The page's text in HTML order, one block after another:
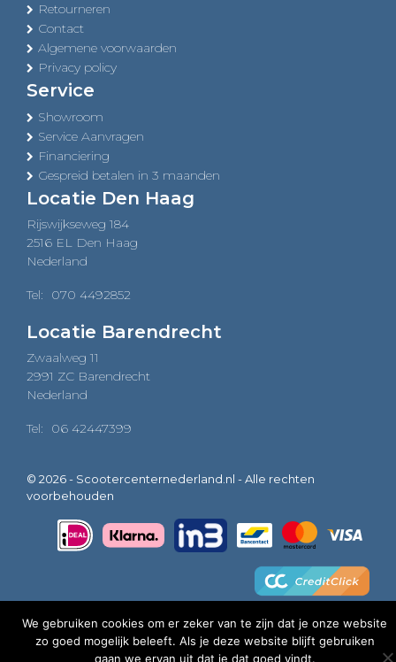
Retourneren
Contact
Algemene voorwaarden
Privacy policy
Service
Showroom
Service Aanvragen
Financiering
Gespreid betalen in 3 maanden
Locatie Den Haag
Rijswijkseweg 184
2516 EL Den Haag
Nederland
Tel: 070 4492852
Locatie Barendrecht
Zwaalweg 11
2991 ZC Barendrecht
Nederland
Tel: 06 42447399
© 2026 - Scootercenternederland.nl - Alle rechten
voorbehouden
We gebruiken cookies om er zeker van te zijn dat je onze website
zo goed mogelijk beleeft. Als je deze website blijft gebruiken
gaan we ervan uit dat je dat goed vindt.